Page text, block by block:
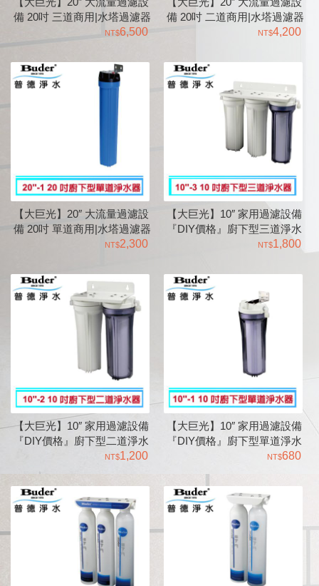
備 20吋 三道商用|水塔過濾器
6,500
備 20吋 二道商用|水塔過濾器
4,200
【大巨光】20″ 大流量過濾設
備 20吋 單道商用|水塔過濾器
2,300
【大巨光】10″ 家用過濾設備
『DIY價格』廚下型三道淨水
1,800
【大巨光】10″ 家用過濾設備
『DIY價格』廚下型二道淨水
1,200
【大巨光】10″ 家用過濾設備
『DIY價格』廚下型單道淨水
680